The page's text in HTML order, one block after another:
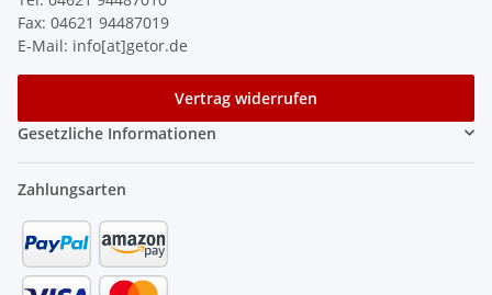
Fax: 04621 94487019
E-Mail: info[at]getor.de
Vertrag widerrufen
Gesetzliche Informationen
Zahlungsarten